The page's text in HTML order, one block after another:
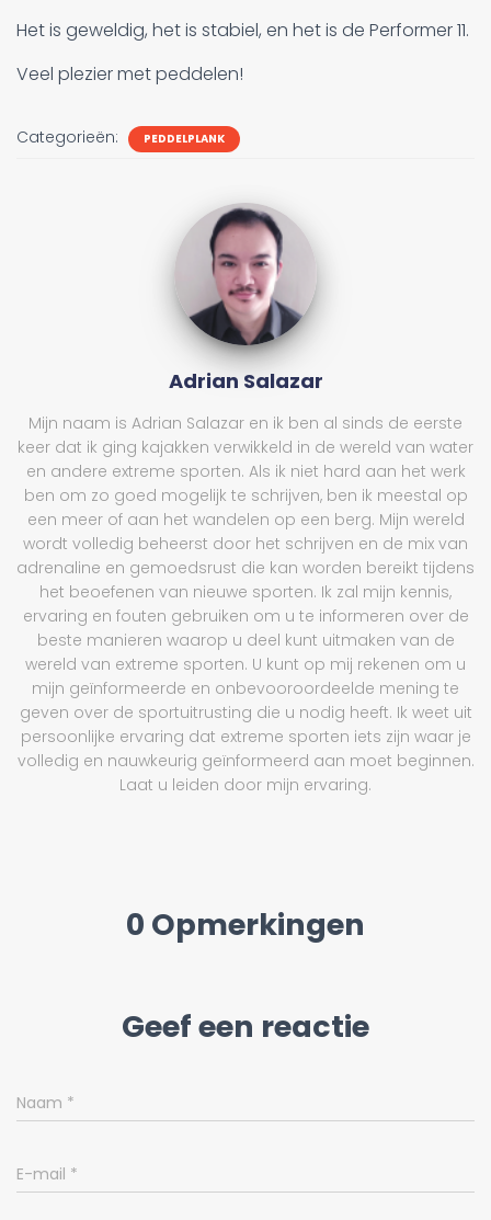
Het is geweldig, het is stabiel, en het is de Performer 11.
Veel plezier met peddelen!
Categorieën: PEDDELPLANK
Adrian Salazar
Mijn naam is Adrian Salazar en ik ben al sinds de eerste
keer dat ik ging kajakken verwikkeld in de wereld van water
en andere extreme sporten. Als ik niet hard aan het werk
ben om zo goed mogelijk te schrijven, ben ik meestal op
een meer of aan het wandelen op een berg. Mijn wereld
wordt volledig beheerst door het schrijven en de mix van
adrenaline en gemoedsrust die kan worden bereikt tijdens
het beoefenen van nieuwe sporten. Ik zal mijn kennis,
ervaring en fouten gebruiken om u te informeren over de
beste manieren waarop u deel kunt uitmaken van de
wereld van extreme sporten. U kunt op mij rekenen om u
mijn geïnformeerde en onbevooroordeelde mening te
geven over de sportuitrusting die u nodig heeft. Ik weet uit
persoonlijke ervaring dat extreme sporten iets zijn waar je
volledig en nauwkeurig geïnformeerd aan moet beginnen.
Laat u leiden door mijn ervaring.
0 Opmerkingen
Geef een reactie
Naam *
E-mail *